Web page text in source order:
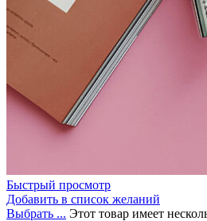
Быстрый просмотр
Добавить в список желаний
Выбрать ... Этот товар имеет